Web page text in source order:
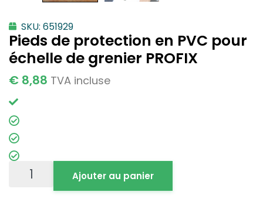
SKU: 651929
Pieds de protection en PVC pour
échelle de grenier PROFIX
€ 8,88 TVA incluse
Ajouter au panier